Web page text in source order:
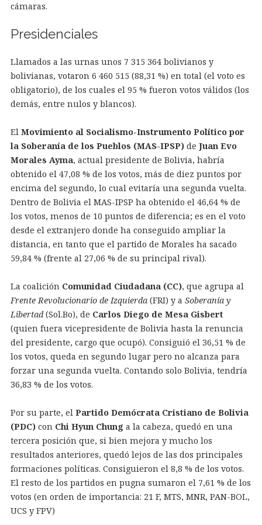
cámaras.
Presidenciales
Llamados a las urnas unos 7 315 364 bolivianos y
bolivianas, votaron 6 460 515 (88,31 %) en total (el voto es
obligatorio), de los cuales el 95 % fueron votos válidos (los
demás, entre nulos y blancos).
El Movimiento al Socialismo-Instrumento Político por
la Soberanía de los Pueblos (MAS-IPSP)de Juan Evo
Morales Ayma, actual presidente de Bolivia, habría
obtenido el 47,08 % de los votos, más de diez puntos por
encima del segundo, lo cual evitaría una segunda vuelta.
Dentro de Bolivia el MAS-IPSP ha obtenido el 46,64 % de
los votos, menos de 10 puntos de diferencia; es en el voto
desde el extranjero donde ha conseguido ampliar la
distancia, en tanto que el partido de Morales ha sacado
59,84 % (frente al 27,06 % de su principal rival).
La coalición Comunidad Ciudadana (CC), que agrupa al
Frente Revolucionario de Izquierda(FRI) y a Soberanía y
Libertad(Sol.Bo), de Carlos Diego de Mesa Gisbert
(quien fuera vicepresidente de Bolivia hasta la renuncia
del presidente, cargo que ocupó). Consiguió el 36,51 % de
los votos, queda en segundo lugar pero no alcanza para
forzar una segunda vuelta. Contando solo Bolivia, tendría
36,83 % de los votos.
Por su parte, el Partido Demócrata Cristiano de Bolivia
(PDC)con Chi Hyun Chung a la cabeza, quedó en una
tercera posición que, si bien mejora y mucho los
resultados anteriores, quedó lejos de las dos principales
formaciones políticas. Consiguieron el 8,8 % de los votos.
El resto de los partidos en pugna sumaron el 7,61 % de los
votos (en orden de importancia: 21 F, MTS, MNR, PAN-BOL,
UCS y FPV)